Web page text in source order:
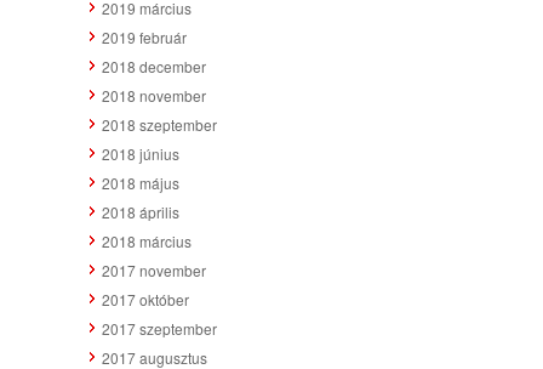
2019 március
2019 február
2018 december
2018 november
2018 szeptember
2018 június
2018 május
2018 április
2018 március
2017 november
2017 október
2017 szeptember
2017 augusztus